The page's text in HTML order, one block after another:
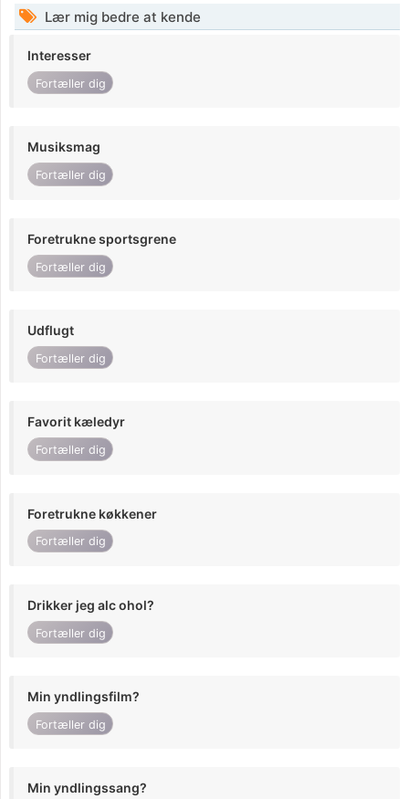
Lær mig bedre at kende
Interesser
Fortæller dig
Musiksmag
Fortæller dig
Foretrukne sportsgrene
Fortæller dig
Udflugt
Fortæller dig
Favorit kæledyr
Fortæller dig
Foretrukne køkkener
Fortæller dig
Drikker jeg alc ohol?
Fortæller dig
Min yndlingsfilm?
Fortæller dig
Min yndlingssang?